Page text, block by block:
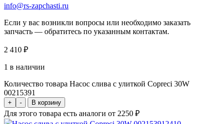
info@rs-zapchasti.ru
Если у вас возникли вопросы или необходимо заказать
запчасть — обратитесь по указанным контактам.
2 410 ₽
1 в наличии
Количество товара Насос слива с улиткой Copreci 30W
00215391
+ - В корзину
Для этого товара есть аналоги от 2250 ₽